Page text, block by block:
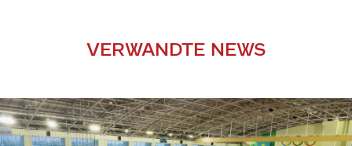
VERWANDTE NEWS